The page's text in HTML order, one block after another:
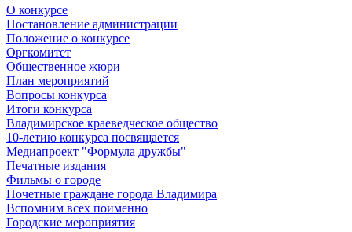
О конкурсе
Постановление администрации
Положение о конкурсе
Оргкомитет
Общественное жюри
План мероприятий
Вопросы конкурса
Итоги конкурса
Владимирское краеведческое общество
10-летию конкурса посвящается
Медиапроект "Формула дружбы"
Печатные издания
Фильмы о городе
Почетные граждане города Владимира
Вспомним всех поименно
Городские мероприятия